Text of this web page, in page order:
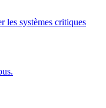
les systèmes critiques